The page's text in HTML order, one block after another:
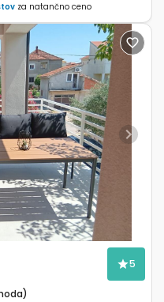
za natančno ceno
Next
5